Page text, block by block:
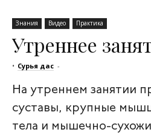
Знания Видео Практика
Утреннее
• Сурья дас -
На утреннем занятии
суставы, крупные
тела и мышечно-